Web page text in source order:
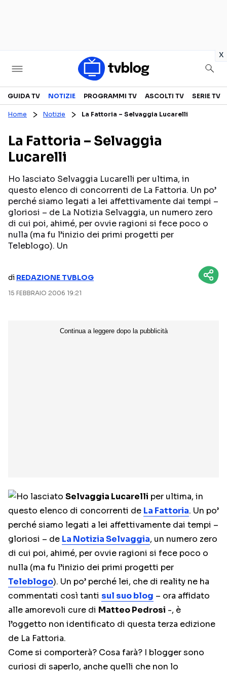
x
Televisione
CANALI TV
PROGRAMMI TV
PERSONAGGI TV
SERIE TV
FICTION
Streaming
NETFLIX
DISNEY+
RAIPLAY
GUIDA TV NOTIZIE PROGRAMMI TV ASCOLTI TV SERIE TV
Home Notizie La Fattoria – Selvaggia Lucarelli
La Fattoria – Selvaggia
Lucarelli
Ho lasciato Selvaggia Lucarelli per ultima, in
questo elenco di concorrenti de La Fattoria. Un po’
perché siamo legati a lei affettivamente dai tempi –
gloriosi – de La Notizia Selvaggia, un numero zero
di cui poi, ahimé, per ovvie ragioni si fece poco o
nulla (ma fu l’inizio dei primi progetti per
Teleblogo). Un
di REDAZIONE TVBLOG
15 FEBBRAIO 2006 19:21
Ho lasciato Selvaggia Lucarelli per ultima, in
questo elenco di concorrenti de La Fattoria. Un po’
perché siamo legati a lei affettivamente dai tempi –
gloriosi – de La Notizia Selvaggia, un numero zero
di cui poi, ahimé, per ovvie ragioni si fece poco o
nulla (ma fu l’inizio dei primi progetti per
Teleblogo). Un po’ perché lei, che di reality ne ha
commentati così tanti sul suo blog – ora affidato
alle amorevoli cure di Matteo Pedrosi -, è
l’oggetto non identificato di questa terza edizione
de La Fattoria.
Come si comporterà? Cosa farà? I blogger sono
curiosi di saperlo, anche quelli che non lo